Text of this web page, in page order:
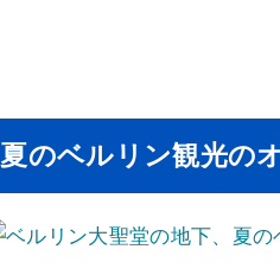
夏のベルリン観光の